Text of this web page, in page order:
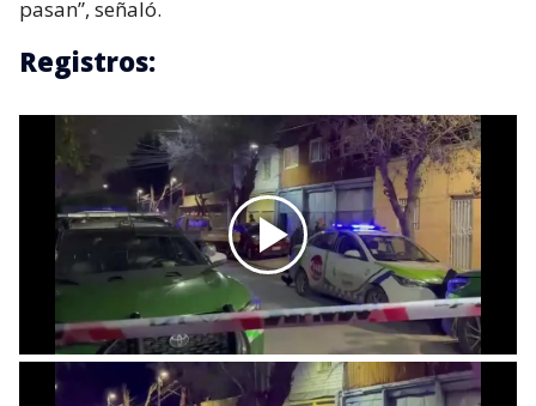
pasan”, señaló.
Registros: